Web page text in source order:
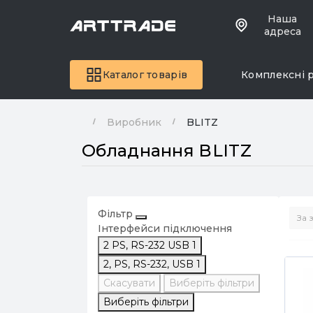
Наша
адреса
Каталог товарів Комплексні
Виробник BLITZ
Обладнання BLITZ
Фільтр
Інтерфейси підключення
2 PS, RS-232 USB 1
2, PS, RS-232, USB 1
Скасувати
Виберіть фільтри
Виберіть фільтри